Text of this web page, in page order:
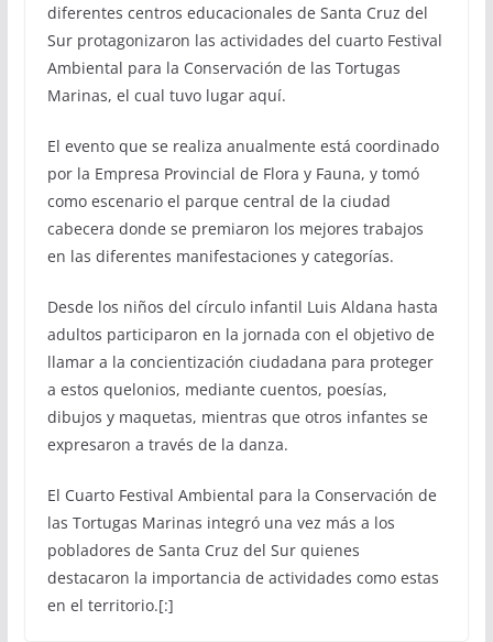
diferentes centros educacionales de Santa Cruz del
Sur protagonizaron las actividades del cuarto Festival
Ambiental para la Conservación de las Tortugas
Marinas, el cual tuvo lugar aquí.
El evento que se realiza anualmente está coordinado
por la Empresa Provincial de Flora y Fauna, y tomó
como escenario el parque central de la ciudad
cabecera donde se premiaron los mejores trabajos
en las diferentes manifestaciones y categorías.
Desde los niños del círculo infantil Luis Aldana hasta
adultos participaron en la jornada con el objetivo de
llamar a la concientización ciudadana para proteger
a estos quelonios, mediante cuentos, poesías,
dibujos y maquetas, mientras que otros infantes se
expresaron a través de la danza.
El Cuarto Festival Ambiental para la Conservación de
las Tortugas Marinas integró una vez más a los
pobladores de Santa Cruz del Sur quienes
destacaron la importancia de actividades como estas
en el territorio.[:]